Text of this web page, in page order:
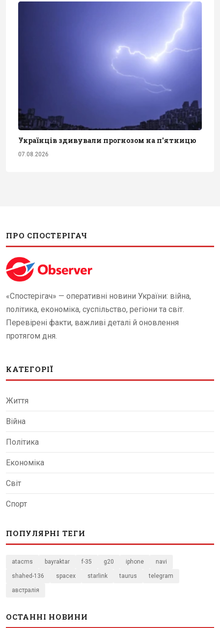
Українців здивували прогнозом на п'ятницю
07.08.2026
ПРО СПОСТЕРІГАЧ
«Спостерігач» — оперативні новини України: війна,
політика, економіка, суспільство, регіони та світ.
Перевірені факти, важливі деталі й оновлення
протягом дня.
КАТЕГОРІЇ
Життя
Війна
Політика
Економіка
Світ
Спорт
ПОПУЛЯРНІ ТЕГИ
atacms bayraktar f-35 g20 iphone navi
shahed-136 spacex starlink taurus telegram
австралія
ОСТАННІ НОВИНИ